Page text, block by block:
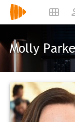
Molly